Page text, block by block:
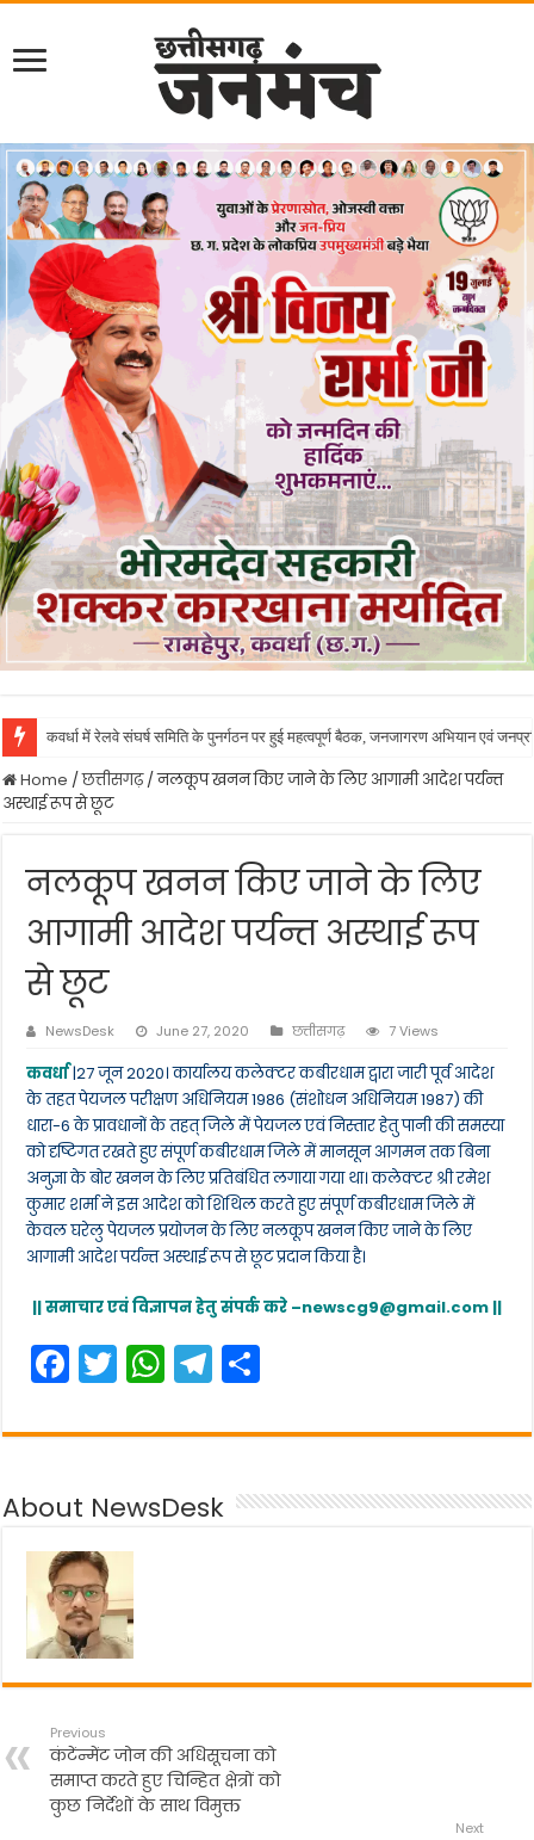
कवर्धा में रेलवे संघर्ष समिति के पुनर्गठन पर हुई महत्वपूर्ण बैठक, जनजागरण अभियान एवं
Home /छत्तीसगढ़/नलकूप खनन किए जाने के लिए आगामी आदेश पर्यन्त
अस्थाई रूप से छूट
नलकूप खनन किए जाने के लिए
आगामी आदेश पर्यन्त अस्थाई रूप
से छूट
NewsDesk June 27, 2020 छत्तीसगढ़ 7 Views
कवर्धा|27 जून 2020। कार्यालय कलेक्टर कबीरधाम द्वारा जारी पूर्व आदेश
के तहत पेयजल परीक्षण अधिनियम 1986 (संशोधन अधिनियम 1987) की
धारा-6 के प्रावधानों के तहत् जिले में पेयजल एवं निस्तार हेतु पानी की समस्या
को दृष्टिगत रखते हुए संपूर्ण कबीरधाम जिले में मानसून आगमन तक बिना
अनुज्ञा के बोर खनन के लिए प्रतिबंधित लगाया गया था। कलेक्टर श्री रमेश
कुमार शर्मा ने इस आदेश को शिथिल करते हुए संपूर्ण कबीरधाम जिले में
केवल घरेलु पेयजल प्रयोजन के लिए नलकूप खनन किए जाने के लिए
आगामी आदेश पर्यन्त अस्थाई रूप से छूट प्रदान किया है।
|| समाचार एवं विज्ञापन हेतु संपर्क करे –newscg9@gmail.com||
F
a
c
b
o
o
k
T
w
itt
W
h
a
A
T
el
e
a
ar
About NewsDesk
Previous
कंटेंन्मेंट जोन की अधिसूचना को
समाप्त करते हुए चिन्हित क्षेत्रों को
कुछ निर्देशों के साथ विमुक्त
Next